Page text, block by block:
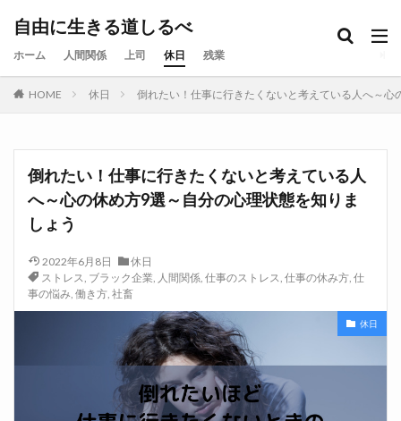
自由に生きる道しるべ
ホーム 人間関係 上司 休日 残業
HOME 休日 倒れたい！仕事に行きたくないと考えている人へ～
倒れたい！仕事に行きたくないと考えている人
へ～心の休め方9選～自分の心理状態を知りま
しょう
2022年6月8日
休日
ストレス, ブラック企業, 人間関係, 仕事のストレス, 仕事の休み方, 仕
事の悩み, 働き方, 社畜
休日